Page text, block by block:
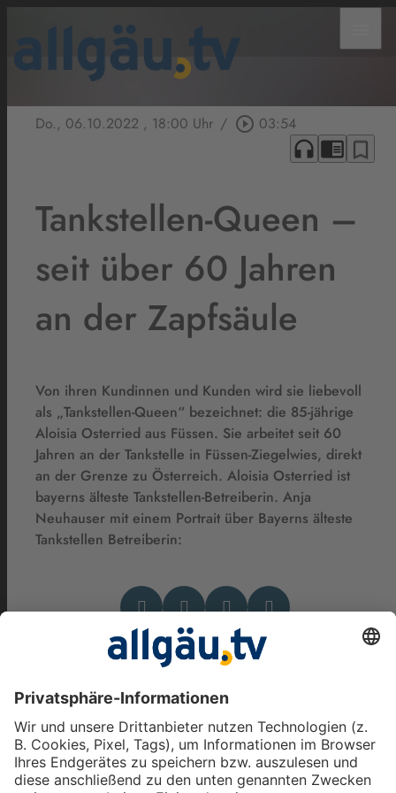
Do., 06.10.2022 , 18:00 Uhr / play_circle_outline 03:54
headphones chrome_reader_mode bookmark_border
Tankstellen-Queen –
seit über 60 Jahren
an der Zapfsäule
Von ihren Kundinnen und Kunden wird sie liebevoll
als „Tankstellen-Queen“ bezeichnet: die 85-jährige
Aloisia Osterried aus Füssen. Sie arbeitet seit 60
Jahren an der Tankstelle in Füssen-Ziegelwies, direkt
an der Grenze zu Österreich. Aloisia Osterried ist
bayerns älteste Tankstellen-Betreiberin. Anja
Neuhauser mit einem Portrait über Bayerns älteste
Tankstellen Betreiberin:
Das könnte Dich auch
interessieren